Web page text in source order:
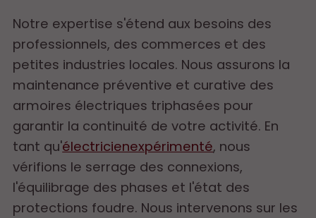
Notre expertise s'étend aux besoins des
professionnels, des commerces et des
petites industries locales. Nous assurons la
maintenance préventive et curative des
armoires électriques triphasées pour
garantir la continuité de votre activité. En
tant qu'électricienexpérimenté, nous
vérifions le serrage des connexions,
l'équilibrage des phases et l'état des
protections foudre. Nous intervenons sur les